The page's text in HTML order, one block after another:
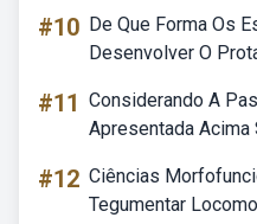
#10 De Que Forma Os
Desenvolver O
#11 Considerando A
Apresentada
#12 Ciências
Tegumentar